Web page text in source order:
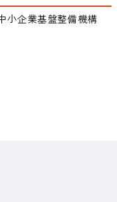
小企業基盤整備機構
象ですか。